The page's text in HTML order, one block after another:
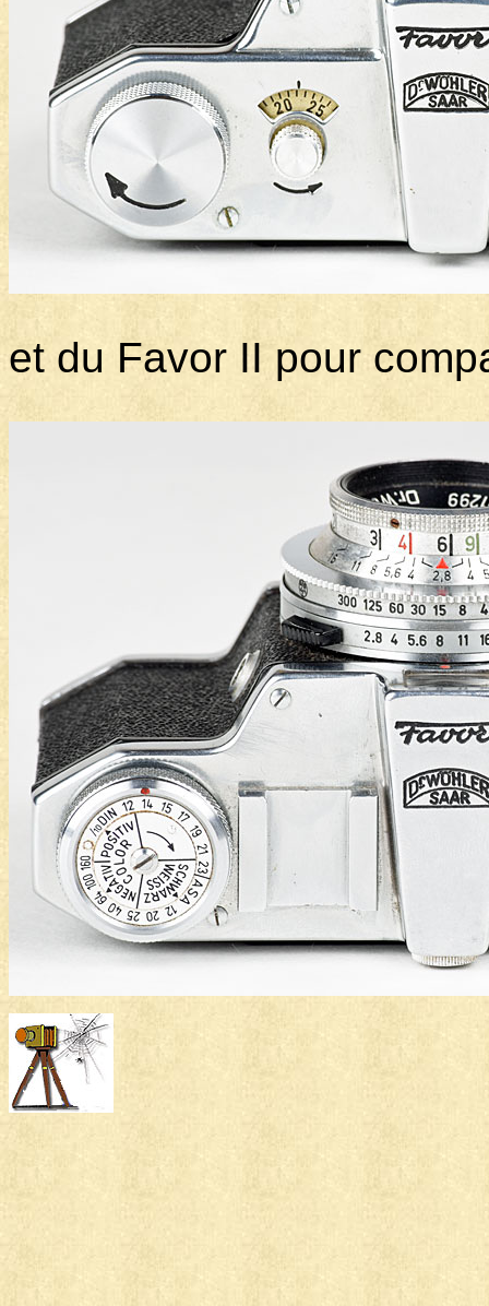
et du Favor II pour